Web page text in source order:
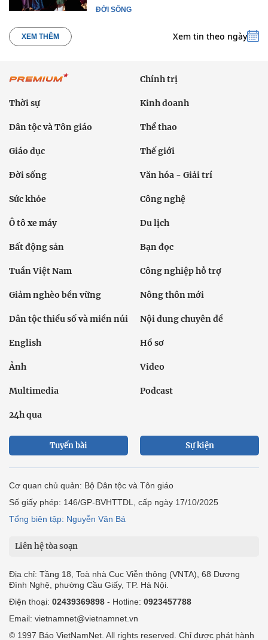
ĐỜI SỐNG
XEM THÊM Xem tin theo ngày
Chính trị
Thời sự Kinh doanh
Dân tộc và Tôn giáo Thể thao
Giáo dục Thế giới
Đời sống Văn hóa - Giải trí
Sức khỏe Công nghệ
Ô tô xe máy Du lịch
Bất động sản Bạn đọc
Tuần Việt Nam Công nghiệp hỗ trợ
Giảm nghèo bền vững Nông thôn mới
Dân tộc thiểu số và miền núi Nội dung chuyên đề
English Hồ sơ
Ảnh Video
Multimedia Podcast
24h qua
Tuyến bài Sự kiện
Cơ quan chủ quản: Bộ Dân tộc và Tôn giáo
Số giấy phép: 146/GP-BVHTTDL, cấp ngày 17/10/2025
Tổng biên tập: Nguyễn Văn Bá
Liên hệ tòa soạn
Địa chỉ: Tầng 18, Toà nhà Cục Viễn thông (VNTA), 68 Dương
Đình Nghệ, phường Cầu Giấy, TP. Hà Nội.
Điện thoại: 02439369898 - Hotline: 0923457788
Email: vietnamnet@vietnamnet.vn
© 1997 Báo VietNamNet. All rights reserved. Chỉ được phát hành